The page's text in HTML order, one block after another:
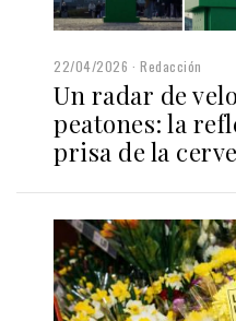
22/04/2026 Redacción
Un radar de
peatones: la
prisa de la